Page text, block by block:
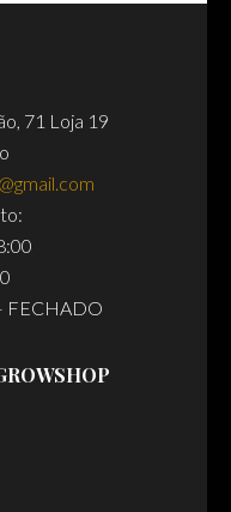
71 Loja 19
FECHADO